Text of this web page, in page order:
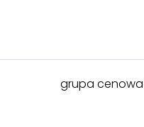
grupa cenowa